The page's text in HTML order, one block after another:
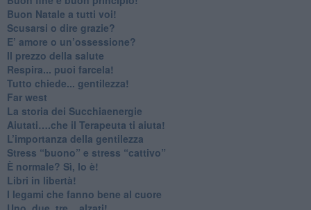
​Buon Natale a tutti voi!
​Scusarsi o dire grazie?
​E’ amore o un’ossessione?
​Il prezzo della salute
​Respira... puoi farcela!
​Tutto chiede... gentilezza!
​Far west
​La storia dei Succhiaenergie
​Aiutati….che il Terapeuta ti aiuta!
​L’importanza della gentilezza
​Stress “buono” e stress “cattivo”
​È normale? Sì, lo è!
​Libri in libertà!
​I legami che fanno bene al cuore